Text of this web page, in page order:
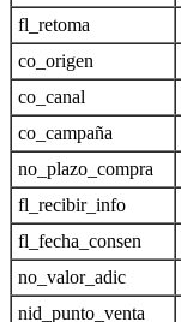
fl_retoma
co_origen
co_canal
co_campaña
no_plazo_compra
fl_recibir_info
fl_fecha_consen
no_valor_adic
nid_punto_venta